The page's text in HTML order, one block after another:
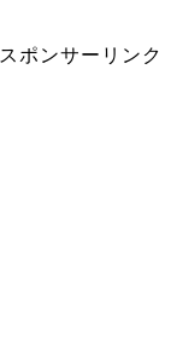
スポンサーリンク